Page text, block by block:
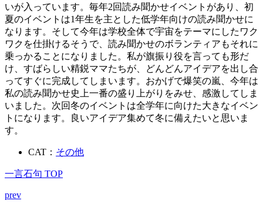
いが入っています。毎年2回読み聞かせイベントがあり、初
夏のイベントは1年生を主とした低学年向けの読み聞かせに
なります。そして今年は学校全体で宇宙をテーマにしたワク
ワクを仕掛けるそうで、読み聞かせのボランティアもそれに
乗っかることになりました。私が旗振り役を言っても形だ
け、すばらしい精鋭ママたちが、どんどんアイデアを出し合
ってすぐに完成してしまいます。おかげで爆笑の嵐、今年は
私の読み聞かせ史上一番の盛り上がりをみせ、感激してしま
いました。次回冬のイベントは全学年に向けた大きなイベン
トになります。良いアイデア集めて冬に備えたいと思いま
す。
CAT： その他
一言石句 TOP
prev